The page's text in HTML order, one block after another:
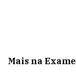
Mais na Exame